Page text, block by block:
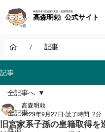
神道学者 / 歴史家 / 天皇・皇室研究者
高森明勅 公式サイト
/ 記事
記事
全記事へ
政治
全記事へ
旧宮家系子孫の皇籍取得を
高森明勅
2023年9月27日 読了時間: 2分